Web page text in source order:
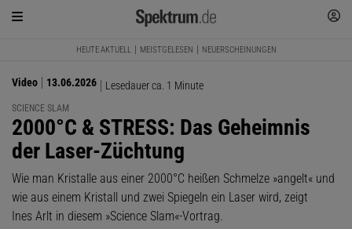
HEUTE AKTUELL MEISTGELESEN NEUERSCHEINUNGEN
Video 13.06.2026 Lesedauer ca. 1 Minute
SCIENCE SLAM
:
2000°C & STRESS: Das Geheimnis
der Laser-Züchtung
Wie man Kristalle aus einer 2000°C heißen Schmelze »angelt« und
wie aus einem Kristall und zwei Spiegeln ein Laser wird, zeigt
Ines Arlt in diesem »Science Slam«-Vortrag.